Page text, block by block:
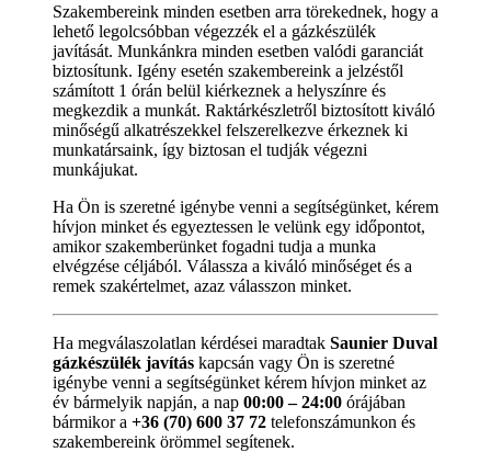
Szakembereink minden esetben arra törekednek, hogy a
lehető legolcsóbban végezzék el a gázkészülék
javítását. Munkánkra minden esetben valódi garanciát
biztosítunk. Igény esetén szakembereink a jelzéstől
számított 1 órán belül kiérkeznek a helyszínre és
megkezdik a munkát. Raktárkészletről biztosított kiváló
minőségű alkatrészekkel felszerelkezve érkeznek ki
munkatársaink, így biztosan el tudják végezni
munkájukat.
Ha Ön is szeretné igénybe venni a segítségünket, kérem
hívjon minket és egyeztessen le velünk egy időpontot,
amikor szakemberünket fogadni tudja a munka
elvégzése céljából. Válassza a kiváló minőséget és a
remek szakértelmet, azaz válasszon minket.
Ha megválaszolatlan kérdései maradtak Saunier Duval
gázkészülék javítás kapcsán vagy Ön is szeretné
igénybe venni a segítségünket kérem hívjon minket az
év bármelyik napján, a nap 00:00 – 24:00 órájában
bármikor a +36 (70) 600 37 72 telefonszámunkon és
szakembereink örömmel segítenek.